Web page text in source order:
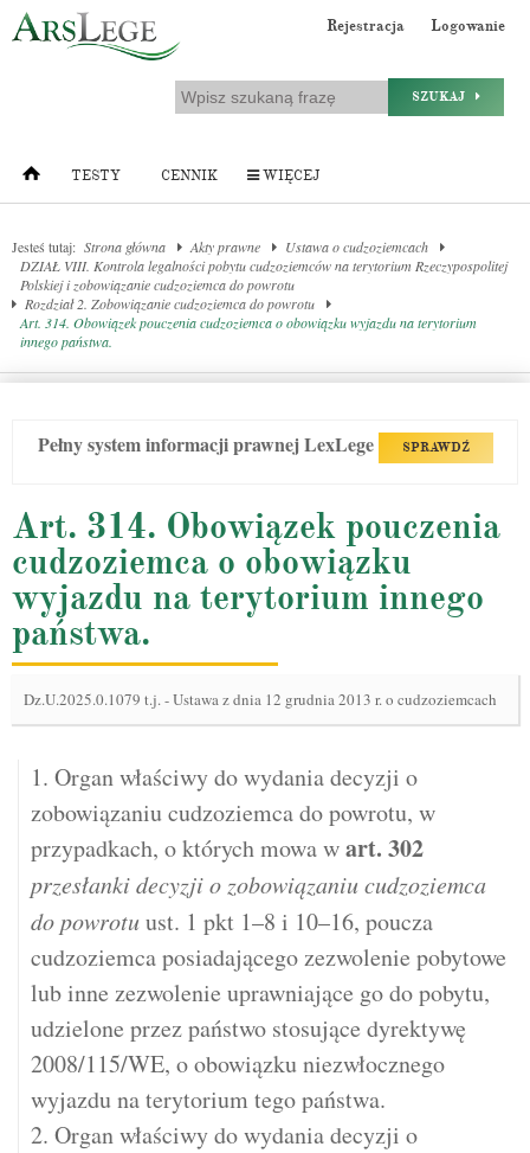
Rejestracja Logowanie
SZUKAJ
TESTY CENNIK WIĘCEJ
Jesteś tutaj: Strona główna Akty prawne
Ustawa o cudzoziemcach
DZIAŁ VIII. Kontrola legalności pobytu cudzoziemców na terytorium Rzeczypospolitej
Polskiej i zobowiązanie cudzoziemca do powrotu
Rozdział 2. Zobowiązanie cudzoziemca do powrotu
Art. 314. Obowiązek pouczenia cudzoziemca o obowiązku wyjazdu na terytorium
innego państwa.
Pełny system informacji prawnej LexLege SPRAWDŹ
Art. 314. Obowiązek pouczenia
cudzoziemca o obowiązku
wyjazdu na terytorium innego
państwa.
Dz.U.2025.0.1079 t.j.-Ustawa z dnia 12 grudnia 2013 r. o cudzoziemcach
1. Organ właściwy do wydania decyzji o
zobowiązaniu cudzoziemca do powrotu, w
przypadkach, o których mowa wart. 302
przesłanki decyzji o zobowiązaniu cudzoziemca
do powrotuust. 1 pkt 1–8 i 10–16, poucza
cudzoziemca posiadającego zezwolenie pobytowe
lub inne zezwolenie uprawniające go do pobytu,
udzielone przez państwo stosujące dyrektywę
2008/115/WE, o obowiązku niezwłocznego
wyjazdu na terytorium tego państwa.
2. Organ właściwy do wydania decyzji o